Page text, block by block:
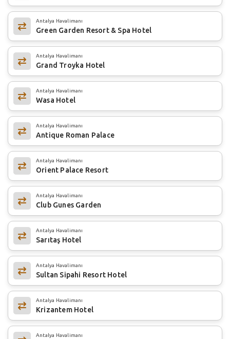
Antalya Havalimanı
Green Garden Resort & Spa Hotel
Antalya Havalimanı
Grand Troyka Hotel
Antalya Havalimanı
Wasa Hotel
Antalya Havalimanı
Antique Roman Palace
Antalya Havalimanı
Orient Palace Resort
Antalya Havalimanı
Club Gunes Garden
Antalya Havalimanı
Sarıtaş Hotel
Antalya Havalimanı
Sultan Sipahi Resort Hotel
Antalya Havalimanı
Krizantem Hotel
Antalya Havalimanı